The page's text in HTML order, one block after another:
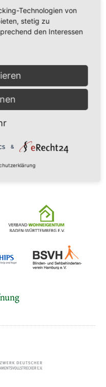
Technologien von
stetig zu
den Interessen
&